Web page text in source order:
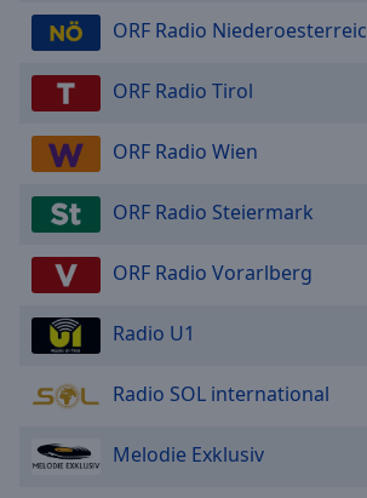
ORF Radio
ORF Radio Tirol
ORF Radio Wien
ORF Radio Steiermark
ORF Radio Vorarlberg
Radio U1
Radio SOL international
Melodie Exklusiv